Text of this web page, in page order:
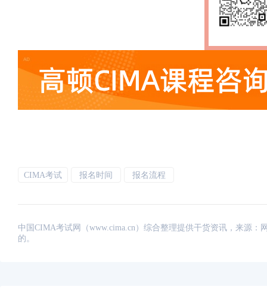
CIMA考试 报名时间 报名流程
中国CIMA考试网（www.cima.cn）综合整理提供干货资讯，来源
的。